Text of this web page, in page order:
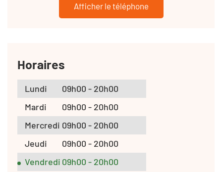
Afficher le téléphone
Horaires
Lundi
09h00 - 20h00
Mardi
09h00 - 20h00
Mercredi 09h00 - 20h00
Jeudi
09h00 - 20h00
Vendredi 09h00 - 20h00